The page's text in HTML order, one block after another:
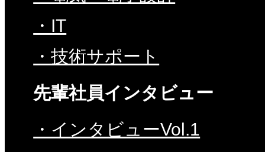
・IT
・技術サポート
先輩社員インタビュー
・インタビューVol.1